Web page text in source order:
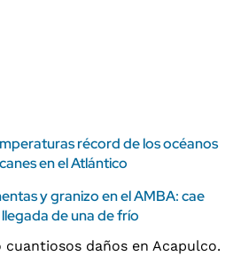
récord de los océanos
en el Atlántico
y granizo en el AMBA: cae
de una de frío